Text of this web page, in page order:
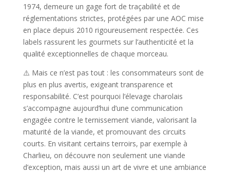
1974, demeure un gage fort de traçabilité et de
réglementations strictes, protégées par une AOC mise
en place depuis 2010 rigoureusement respectée. Ces
labels rassurent les gourmets sur l’authenticité et la
qualité exceptionnelles de chaque morceau.
⚠️ Mais ce n’est pas tout : les consommateurs sont de
plus en plus avertis, exigeant transparence et
responsabilité. C’est pourquoi l’élevage charolais
s’accompagne aujourd’hui d’une communication
engagée contre le ternissement viande, valorisant la
maturité de la viande, et promouvant des circuits
courts. En visitant certains terroirs, par exemple à
Charlieu, on découvre non seulement une viande
d’exception, mais aussi un art de vivre et une ambiance